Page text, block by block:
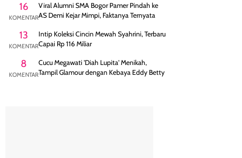
16
KOMENTAR
Viral Alumni SMA Bogor Pamer Pindah ke
AS Demi Kejar Mimpi, Faktanya Ternyata
13
KOMENTAR
Intip Koleksi Cincin Mewah Syahrini, Terbaru
Capai Rp 116 Miliar
8
KOMENTAR
Cucu Megawati 'Diah Lupita' Menikah,
Tampil Glamour dengan Kebaya Eddy Betty